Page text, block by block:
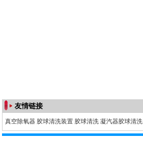
友情链接
真空除氧器 胶球清洗装置 胶球清洗 凝汽器胶球清洗